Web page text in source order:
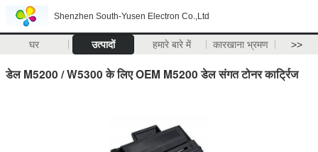
Shenzhen South-Yusen Electron Co.,Ltd
घर उत्पादों हमारे बारे में कारखाना भ्रमण >>
डेल M5200 / W5300 के लिए OEM M5200 डेल संगत टोनर कार्ट्रिज